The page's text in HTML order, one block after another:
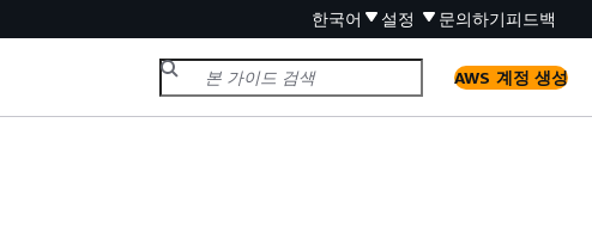
한국어 설정 문의하기피드백
AWS 계정 생성